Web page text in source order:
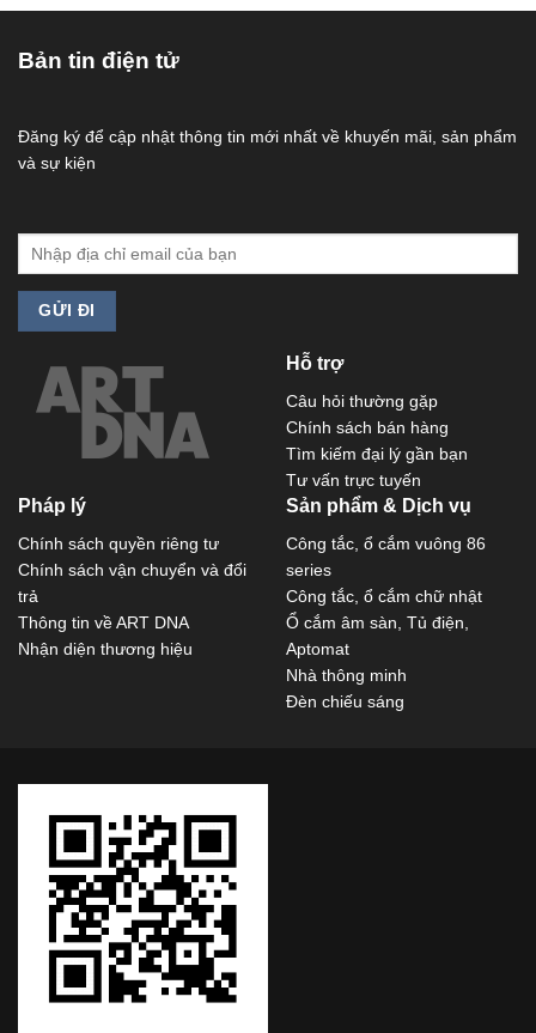
Bản tin điện tử
Đăng ký để cập nhật thông tin mới nhất về khuyến mãi, sản phẩm
và sự kiện
Hỗ trợ
Câu hỏi thường gặp
Chính sách bán hàng
Tìm kiếm đại lý gần bạn
Tư vấn trực tuyến
Pháp lý
Chính sách quyền riêng tư
Chính sách vận chuyển và đổi
trả
Thông tin về ART DNA
Nhận diện thương hiệu
Sản phẩm & Dịch vụ
Công tắc, ổ cắm vuông 86
series
Công tắc, ổ cắm chữ nhật
Ổ cắm âm sàn, Tủ điện,
Aptomat
Nhà thông minh
Đèn chiếu sáng